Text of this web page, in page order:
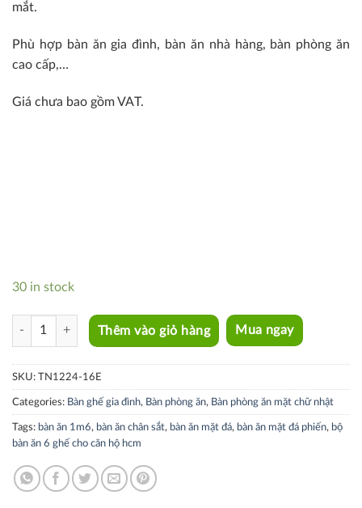
mắt.
Phù hợp bàn ăn gia đình, bàn ăn nhà hàng, bàn phòng ăn
cao cấp,…
Giá chưa bao gồm VAT.
30 in stock
TN1224-16E quantity
Thêm vào giỏ hàng Mua ngay
SKU: TN1224-16E
Categories: Bàn ghế gia đình, Bàn phòng ăn, Bàn phòng ăn mặt chữ nhật
Tags: bàn ăn 1m6, bàn ăn chân sắt, bàn ăn mặt đá, bàn ăn mặt đá phiến, bộ
bàn ăn 6 ghế cho căn hộ hcm